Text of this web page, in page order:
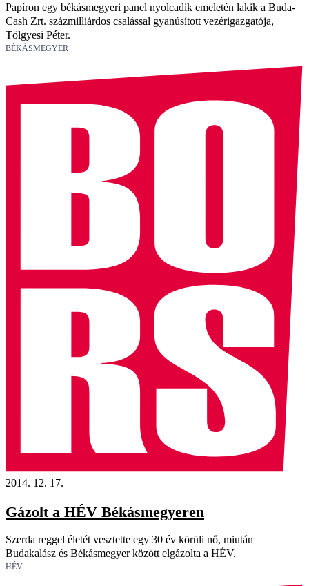
Papíron egy békásmegyeri panel nyolcadik emeletén lakik a Buda-
Cash Zrt. százmilliárdos csalással gyanúsított vezérigazgatója,
Tölgyesi Péter.
BÉKÁSMEGYER
2014. 12. 17.
Gázolt a HÉV Békásmegyeren
Szerda reggel életét vesztette egy 30 év körüli nő, miután
Budakalász és Békásmegyer között elgázolta a HÉV.
HÉV